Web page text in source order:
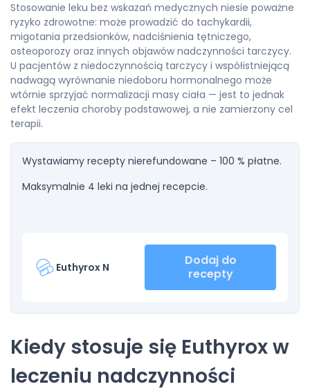
Stosowanie leku bez wskazań medycznych niesie poważne
ryzyko zdrowotne: może prowadzić do tachykardii,
migotania przedsionków, nadciśnienia tętniczego,
osteoporozy oraz innych objawów nadczynności tarczycy.
U pacjentów z niedoczynnością tarczycy i współistniejącą
nadwagą wyrównanie niedoboru hormonalnego może
wtórnie sprzyjać normalizacji masy ciała — jest to jednak
efekt leczenia choroby podstawowej, a nie zamierzony cel
terapii.
Wystawiamy recepty nierefundowane – 100 % płatne.
Maksymalnie 4 leki na jednej recepcie.
Euthyrox N
Dodaj do
recepty
Kiedy stosuje się Euthyrox w
leczeniu nadczynności